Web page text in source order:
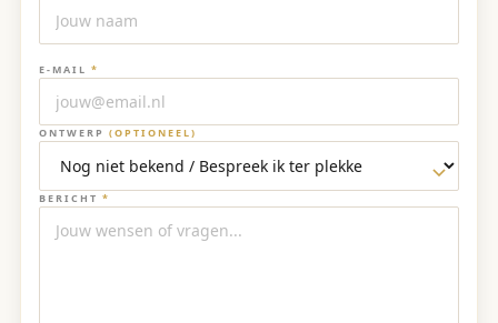
E-MAIL *
ONTWERP (OPTIONEEL)
BERICHT *